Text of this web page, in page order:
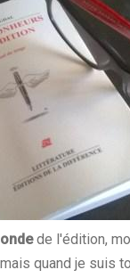
de l'édition,
quand je suis